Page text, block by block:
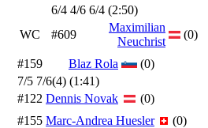
6/4 4/6 6/4 (2:50)
WC
#609
Maximilian
Neuchrist
(0)
#159 Blaz Rola
(0)
7/5 7/6(4) (1:41)
#122 Dennis Novak
(0)
#155 Marc-Andrea Huesler
(0)